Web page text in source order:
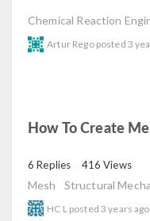
Chemical Reaction
Artur Rego posted 3
How To Create
6 Replies 416 Views
Mesh Structural
HC L posted 3 years ago